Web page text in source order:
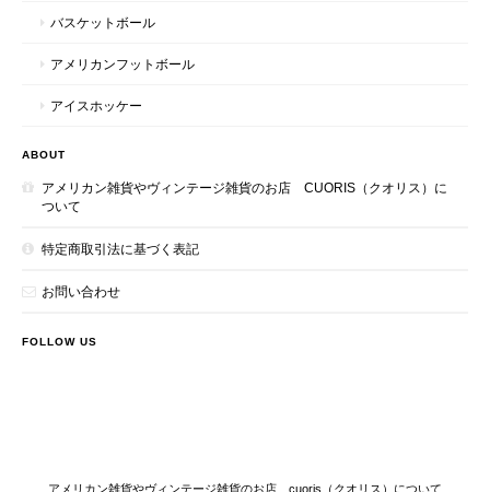
バスケットボール
アメリカンフットボール
アイスホッケー
ABOUT
アメリカン雑貨やヴィンテージ雑貨のお店 CUORIS（クオリス）に
ついて
特定商取引法に基づく表記
お問い合わせ
FOLLOW US
アメリカン雑貨やヴィンテージ雑貨のお店 cuoris（クオリス）について